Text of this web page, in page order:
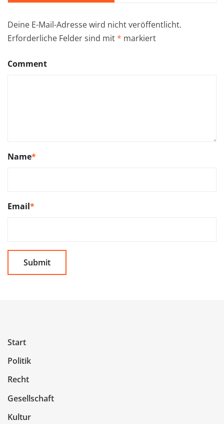
Deine E-Mail-Adresse wird nicht veröffentlicht.
Erforderliche Felder sind mit* markiert
Comment
Name*
Email*
Start
Politik
Recht
Gesellschaft
Kultur